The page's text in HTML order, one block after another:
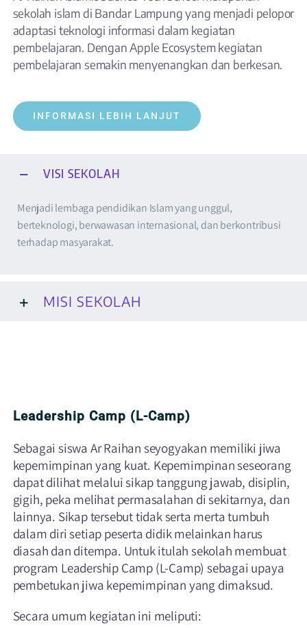
PPDB
sekolah islam di Bandar Lampung yang menjadi pelopor
adaptasi teknologi informasi dalam kegiatan
pembelajaran. Dengan Apple Ecosystem kegiatan
pembelajaran semakin menyenangkan dan berkesan.
INFORMASI LEBIH LANJUT
VISI SEKOLAH
Menjadi lembaga pendidikan Islam yang unggul,
berteknologi, berwawasan internasional, dan berkontribusi
terhadap masyarakat.
MISI SEKOLAH
Leadership Camp (L-Camp)
Sebagai siswa Ar Raihan seyogyakan memiliki jiwa
kepemimpinan yang kuat. Kepemimpinan seseorang
dapat dilihat melalui sikap tanggung jawab, disiplin,
gigih, peka melihat permasalahan di sekitarnya, dan
lainnya. Sikap tersebut tidak serta merta tumbuh
dalam diri setiap peserta didik melainkan harus
diasah dan ditempa. Untuk itulah sekolah membuat
program Leadership Camp (L-Camp) sebagai upaya
pembetukan jiwa kepemimpinan yang dimaksud.
Secara umum kegiatan ini meliputi: